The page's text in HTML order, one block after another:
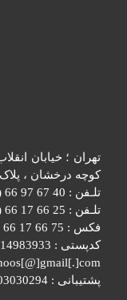
تهران ؛ خیابان
کوچه درخشان ، پلاک 8 ، طبقه اول.
تلـفن : 40 67 97 66 (021)
تلـفن : 25 66 17 66 (021)
فکس : 75 66 17 66 (021)
کدپستی : 1314983933
پشتیبانی : 09303030294